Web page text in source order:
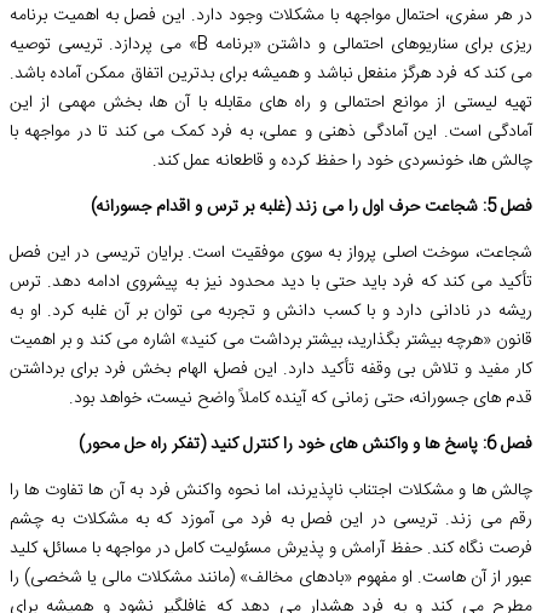
در هر سفری، احتمال مواجهه با مشکلات وجود دارد. این فصل به اهمیت برنامه
ریزی برای سناریوهای احتمالی و داشتن «برنامه B» می پردازد. تریسی توصیه
می کند که فرد هرگز منفعل نباشد و همیشه برای بدترین اتفاق ممکن آماده باشد.
تهیه لیستی از موانع احتمالی و راه های مقابله با آن ها، بخش مهمی از این
آمادگی است. این آمادگی ذهنی و عملی، به فرد کمک می کند تا در مواجهه با
چالش ها، خونسردی خود را حفظ کرده و قاطعانه عمل کند.
فصل 5: شجاعت حرف اول را می زند (غلبه بر ترس و اقدام جسورانه)
شجاعت، سوخت اصلی پرواز به سوی موفقیت است. برایان تریسی در این فصل
تأکید می کند که فرد باید حتی با دید محدود نیز به پیشروی ادامه دهد. ترس
ریشه در نادانی دارد و با کسب دانش و تجربه می توان بر آن غلبه کرد. او به
قانون «هرچه بیشتر بگذارید، بیشتر برداشت می کنید» اشاره می کند و بر اهمیت
کار مفید و تلاش بی وقفه تأکید دارد. این فصل، الهام بخش فرد برای برداشتن
قدم های جسورانه، حتی زمانی که آینده کاملاً واضح نیست، خواهد بود.
فصل 6: پاسخ ها و واکنش های خود را کنترل کنید (تفکر راه حل محور)
چالش ها و مشکلات اجتناب ناپذیرند، اما نحوه واکنش فرد به آن ها تفاوت ها را
رقم می زند. تریسی در این فصل به فرد می آموزد که به مشکلات به چشم
فرصت نگاه کند. حفظ آرامش و پذیرش مسئولیت کامل در مواجهه با مسائل، کلید
عبور از آن هاست. او مفهوم «بادهای مخالف» (مانند مشکلات مالی یا شخصی) را